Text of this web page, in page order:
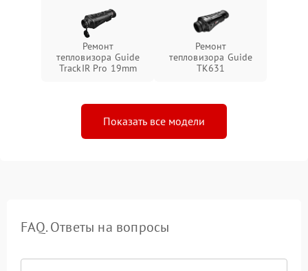
Ремонт
тепловизора Guide
TrackIR Pro 19mm
Ремонт
тепловизора Guide
TK631
Показать все модели
FAQ. Ответы на вопросы